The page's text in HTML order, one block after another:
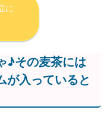
に
♪その麦茶には
が入っていると